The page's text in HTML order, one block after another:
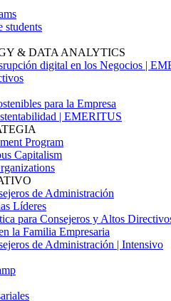
students
& DATA ANALYTICS
digital en los Negocios |
para la Empresa
| EMERITUS
Program
Capitalism
de Administración
Líderes
para Consejeros y Altos
la Familia Empresaria
de Administración | Intensivo